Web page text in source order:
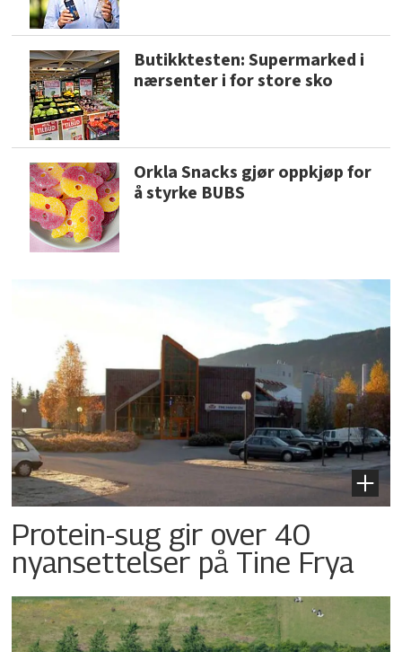
Butikktesten: Supermarked i
nærsenter i for store sko
Orkla Snacks gjør oppkjøp for
å styrke BUBS
Protein-sug gir over 40
nyansettelser på Tine Frya